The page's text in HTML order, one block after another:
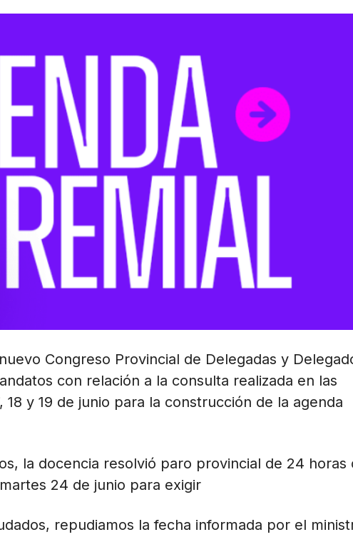
Congreso Provincial de Delegadas y
con relación a la consulta realizada en las
18 y 19 de junio para la construcción de la agenda
la docencia resolvió paro provincial de 24 horas
24 de junio para exigir
repudiamos la fecha informada por el